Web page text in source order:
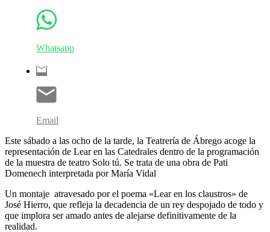
Whatsapp
Email
Este sábado a las ocho de la tarde, la Teatrería de Ábrego acoge la
representación de Lear en las Catedrales dentro de la programación
de la muestra de teatro Solo tú. Se trata de una obra de Pati
Domenech interpretada por María Vidal
Un montaje atravesado por el poema «Lear en los claustros» de
José Hierro, que refleja la decadencia de un rey despojado de todo y
que implora ser amado antes de alejarse definitivamente de la
realidad.